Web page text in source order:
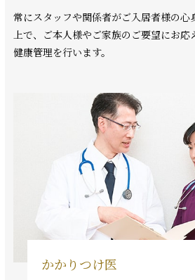
常にスタッフや関係者がご入居者様の心
上で、ご本人様やご家族のご要望にお
健康管理を行います。
かかりつけ医